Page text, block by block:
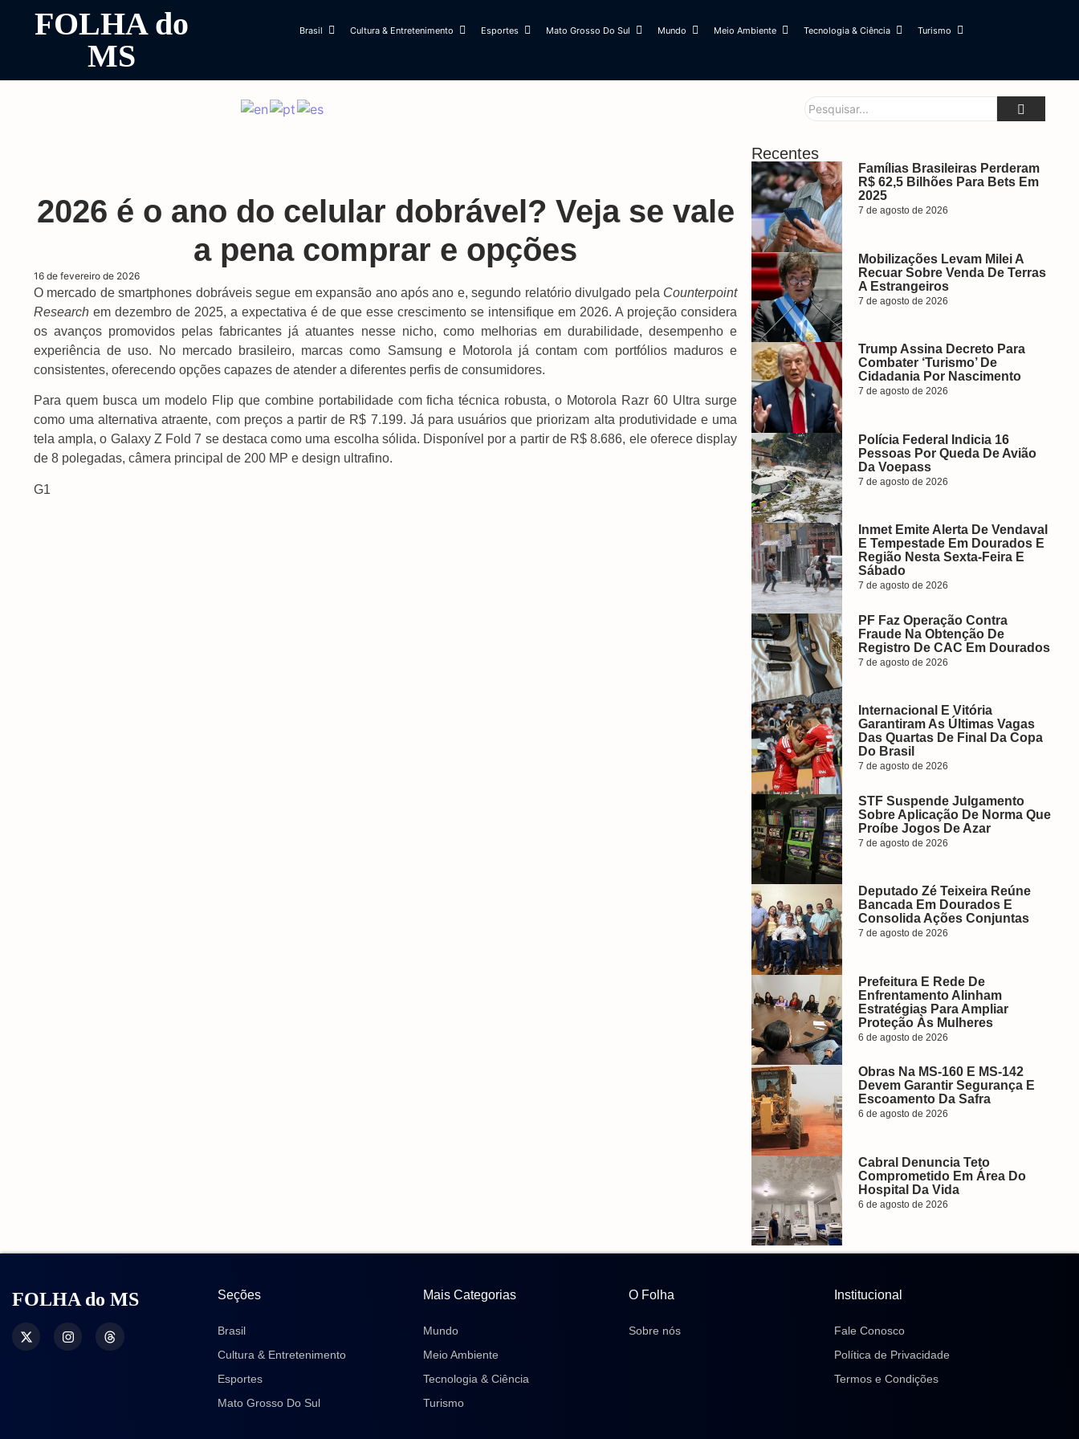
FOLHA do
MS
Brasil Cultura & Entretenimento Esportes Mato Grosso Do Sul Mundo Meio Ambiente Tecnologia & Ciência Turismo
2026 é o ano do celular dobrável? Veja se vale
a pena comprar e opções
16 de fevereiro de 2026
O mercado de smartphones dobráveis segue em expansão ano após ano e, segundo relatório divulgado pela Counterpoint
Research em dezembro de 2025, a expectativa é de que esse crescimento se intensifique em 2026. A projeção considera
os avanços promovidos pelas fabricantes já atuantes nesse nicho, como melhorias em durabilidade, desempenho e
experiência de uso. No mercado brasileiro, marcas como Samsung e Motorola já contam com portfólios maduros e
consistentes, oferecendo opções capazes de atender a diferentes perfis de consumidores.
Para quem busca um modelo Flip que combine portabilidade com ficha técnica robusta, o Motorola Razr 60 Ultra surge
como uma alternativa atraente, com preços a partir de R$ 7.199. Já para usuários que priorizam alta produtividade e uma
tela ampla, o Galaxy Z Fold 7 se destaca como uma escolha sólida. Disponível por a partir de R$ 8.686, ele oferece display
de 8 polegadas, câmera principal de 200 MP e design ultrafino.
G1
Recentes
Famílias Brasileiras Perderam
R$ 62,5 Bilhões Para Bets Em
2025
7 de agosto de 2026
Mobilizações Levam Milei A
Recuar Sobre Venda De Terras
A Estrangeiros
7 de agosto de 2026
Trump Assina Decreto Para
Combater ‘turismo’ De
Cidadania Por Nascimento
7 de agosto de 2026
Polícia Federal Indicia 16
Pessoas Por Queda De Avião
Da Voepass
7 de agosto de 2026
Inmet Emite Alerta De Vendaval
E Tempestade Em Dourados E
Região Nesta Sexta-Feira E
Sábado
7 de agosto de 2026
PF Faz Operação Contra
Fraude Na Obtenção De
Registro De CAC Em Dourados
7 de agosto de 2026
Internacional E Vitória
Garantiram As Últimas Vagas
Das Quartas De Final Da Copa
Do Brasil
7 de agosto de 2026
STF Suspende Julgamento
Sobre Aplicação De Norma Que
Proíbe Jogos De Azar
7 de agosto de 2026
Deputado Zé Teixeira Reúne
Bancada Em Dourados E
Consolida Ações Conjuntas
7 de agosto de 2026
Prefeitura E Rede De
Enfrentamento Alinham
Estratégias Para Ampliar
Proteção Às Mulheres
6 de agosto de 2026
Obras Na MS-160 E MS-142
Devem Garantir Segurança E
Escoamento Da Safra
6 de agosto de 2026
Cabral Denuncia Teto
Comprometido Em Área Do
Hospital Da Vida
6 de agosto de 2026
FOLHA do MS Seções
Brasil
Cultura & Entretenimento
Esportes
Mato Grosso Do Sul
Mais Categorias
Mundo
Meio Ambiente
Tecnologia & Ciência
Turismo
O Folha
Sobre nós
Institucional
Fale Conosco
Política de Privacidade
Termos e Condições